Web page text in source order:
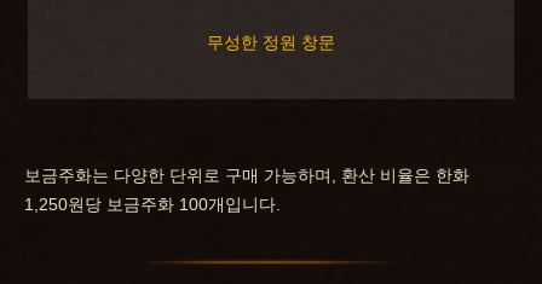
무성한 정원 창문
보금주화는 다양한 단위로 구매 가능하며, 환산 비율은 한화
1,250원당 보금주화 100개입니다.